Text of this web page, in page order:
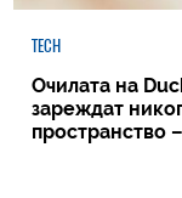
TECH
Очилата на
зареждат
пространство